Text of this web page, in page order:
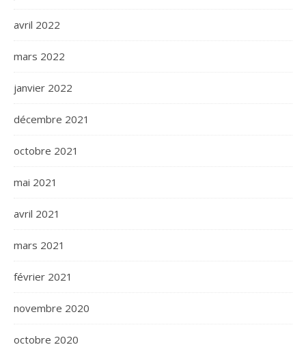
avril 2022
mars 2022
janvier 2022
décembre 2021
octobre 2021
mai 2021
avril 2021
mars 2021
février 2021
novembre 2020
octobre 2020